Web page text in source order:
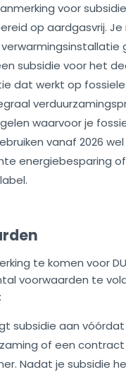
voor
op aardgasvrij.
subsidie voor het
dat werkt op
waarvoor je
vanaf 2026
energiebesparing
te komen voor
voorwaarden te
subsidie aan
of een
Nadat je subsidie